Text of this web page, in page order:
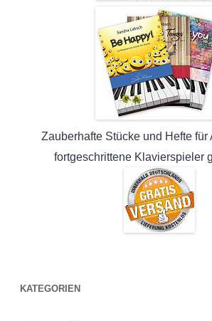
Zauberhafte Stücke und Hefte für
fortgeschrittene Klavierspieler
KATEGORIEN